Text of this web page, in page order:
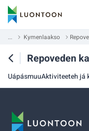
... Kymenlaakso
Repoveden
UápásmuuAktiviteeteh já